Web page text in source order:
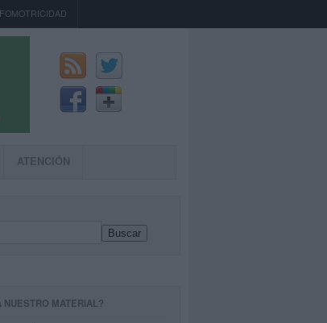
ATENCIÓN
Buscar
NUESTRO MATERIAL?